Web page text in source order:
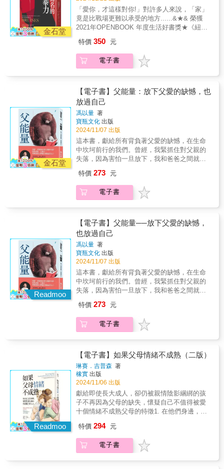
莫名其妙的變成乾阿爸。用幽默來掩飾內心的
恐懼一向是她的特長，關於她出了這本紀念母
親的書，我真的只能說這個人腦袋到底都裝了
什麼！ 這是一本讓你看了會哭會笑的書，強力
推薦你來看看，有笑有淚，也有很白痴的一
之後，就會找到答案。」
&mdash;&mdash;Gary Tung｜雋荖廚房
看？」>>『消極有消極的活法啊／人生不是只
有幸福快樂才是對的。』「有必要這麼難過
嗎？太誇張了吧？」>>『你是要鼓勵我？還是
「妳都不聽我的話，我去死一死好了！」
>>『媽，如果我對你說「我要去死」，你的感
覺是什麼？』‧主動說出自己的要求：「心情不
>>『妳現在情緒上來了，我們晚點再說（離開
現場）。』★ ▍不必做「好女兒」，做好「自
己」就夠了──療癒「母親這種病」的5個階段
◎試著拒絕媽媽。─承認自己和媽媽兩個是不同
的人，能夠做出不同的選擇，想要不同的東
西。◎為媽媽設定界線。─不必接受自己無法忍
受的行為。分清楚母女之間什麼是不能改變、
不該改變的。◎承認媽媽的缺點。─認清媽媽的
情感並不成熟，因此她無法無條件地去愛，也
難以理解別人的感受。◎放棄母親是完人的幻
或伴侶身上找到自己需要的陪伴和情感。◎成
為你想成為的母親。─理解自己、照顧自己，用
全新的方式和媽媽相處，當自己也成為母親
為自己，再成為女兒不需要成為媽媽的複製
品，也不需要填補她的遺憾，接受自己不是母
親的延伸產物後，才能建立不再受傷內耗、不
再自我貶低的母女關係。「好女兒」和「好媽
媽」都是一種被框架的形象，從立下邊界感開
始，學會不需要遍體鱗傷的去愛彼此。
「看到我的忠誠了嗎？請不要在警察離開後殺
死我。」&親密伴侶間的衝突，常被認為是「家
醜不可外揚」的隱私。但實際上，親密關係暴
力是全球普遍的問題。美國在2000年至2006年
間，有3,200名士兵戰死沙場，同期內的家庭殺
力引發的嚴重後果超乎想像，卻往往被封鎖在
沉默中，難以揭露與解決。&瑞秋．路易斯．斯
奈德以身歷其境的文筆勾勒出親密關係暴力的
者不願離開？施暴者為何不停止動粗？為什麼
不能在一開始就阻止這類傷害事件的發生？
&《親密關係暴力》透過受害者、加害者與站在
前線促成改革的倡議勇者故事，深刻呈現掩蓋
在每扇緊閉家門後，以愛為名的傷害根源與真
相。&&mdash;&mdash;專文推薦姚淑文／臺北
市政府社會局局長&【各界迴響】&來自我們內
在戰區撼動人心且勇敢的實地報導，以公正與
的危機。斯奈德的文字清楚易懂，富有同理
心，以紮實的敘事技巧講述急需大眾關注的故
事。&mdash;&mdash;安德魯．索羅門／美國
國家圖書獎得主，《正午惡魔》與《背離親
緣》作者&瑞秋．路易斯．斯奈德透過出色的見
解與打破流言的研究、絲絲入扣的敘事及挖掘
真相的熱情，將家暴議題置於其應處的位置，
切中每件事的核心。此書無疑是一大力作。
&mdash;&mdash;伊芙．恩斯勒／《陰道獨
白》與《道歉》作者&《親密關係暴力》讓我大
開眼界，瞭解到父權與對女性的暴力行為之間
的直接連結。從拆解「家庭暴力」一詞，到對
應恐怖行為與家暴行為，斯奈德撰寫的這本書
是不可或缺的重要著作。&mdash;&mdash;卡
莉娜．喬卡諾／《玩美女人》作者&我無法想像
瑞秋．路易斯．斯奈德如何用盡全力來寫作此
書&mdash;&mdash;這讀來就像是戰爭通訊記
者的日記。《親密關係暴力》替受害的人們慟
康諾佛／紐約大學亞瑟．卡特新聞學院院長，
《新傑克》作者&字字句句令人心如刀割，必讀
之作。&mdash;&mdash;《君子》雜誌&斯奈德
的不凡成就在於，她點亮了家暴的黑暗角落，
幫助我們去理解、進而根絕這樣的問題。
&mdash;&mdash;引述自安東尼．盧卡斯獎助
計畫評審評論
金石堂
「愛你，才這樣對你!」對許多人來說，「家」
竟是比戰場更難以承受的地方......&★& 榮獲
2021年OPENBOOK 年度生活好書獎★《紐約
倫伯恩斯坦卓越新聞圖書獎、安東尼．盧卡斯
獎助計畫進步作品獎★全球最大網路書店、多
家媒體與網站一致評選2019最佳年度書籍：亞
人》、美國最佳書評網BookPage、Book Riot
網站★《正午惡魔》與《背離親緣》作者安德
魯．索羅門強力推薦！&對遭受親密關係暴力的
人來說，所展現的一切行為，無關離去或留
下，都僅僅是為了讓自己活下來&hellip;&hellip;
「看到我的忠誠了嗎？請不要在警察離開後殺
死我。」&親密伴侶間的衝突，常被認為是「家
醜不可外揚」的隱私。但實際上，親密關係暴
力是全球普遍的問題。美國在2000年至2006年
間，有3,200名士兵戰死沙場，同期內的家庭殺
力引發的嚴重後果超乎想像，卻往往被封鎖在
沉默中，難以揭露與解決。&瑞秋．路易斯．斯
奈德以身歷其境的文筆勾勒出親密關係暴力的
者不願離開？施暴者為何不停止動粗？為什麼
不能在一開始就阻止這類傷害事件的發生？
&《親密關係暴力》透過受害者、加害者與站在
前線促成改革的倡議勇者故事，深刻呈現掩蓋
在每扇緊閉家門後，以愛為名的傷害根源與真
相。&&mdash;&mdash;專文推薦姚淑文／臺北
市政府社會局局長&【各界迴響】&來自我們內
在戰區撼動人心且勇敢的實地報導，以公正與
的危機。斯奈德的文字清楚易懂，富有同理
事。&mdash;&mdash;安德魯．索羅門／美國
國家圖書獎得主，《正午惡魔》與《背離親
緣》作者&瑞秋．路易斯．斯奈德透過出色的見
解與打破流言的研究、絲絲入扣的敘事及挖掘
真相的熱情，將家暴議題置於其應處的位置，
切中每件事的核心。此書無疑是一大力作。
&mdash;&mdash;伊芙．恩斯勒／《陰道獨
白》與《道歉》作者&《親密關係暴力》讓我大
開眼界，瞭解到父權與對女性的暴力行為之間
的直接連結。從拆解「家庭暴力」一詞，到對
應恐怖行為與家暴行為，斯奈德撰寫的這本書
是不可或缺的重要著作。&mdash;&mdash;卡
莉娜．喬卡諾／《玩美女人》作者&我無法想像
瑞秋．路易斯．斯奈德如何用盡全力來寫作此
書&mdash;&mdash;這讀來就像是戰爭通訊記
者的日記。《親密關係暴力》替受害的人們慟
特價 350 元
電子書
金石堂
【電子書】父能量：放下父愛的缺憾，也
放過自己
馮以量 著
寶瓶文化 出版
2024/11/07 出版
這本書，獻給所有背負著父愛的缺憾，在生命
中坎坷前行的我們。曾經，我緊抓住對父親的
失落，因為害怕一旦放下，我和爸爸之間就什
磅力作──────若時光倒流，回到你和父親曾
有的揪心畫面裡，此時此刻的你會對當時的父
親說什麼？假如父親回應了，他又會對你說什
前行，生命中缺失的「父能量」，長大的我們
如何為自己補回？【給所有在父愛缺憾裡受傷
的孩子們】我們曾受過傷，我們要學習負責療
傷，與自己和好相處。／／故事從馮以量重壓
心上的一段回憶說起：父親出殯當天，十三歲
的他目睹亡父竟七孔流血，自此在心裡種下
「我不孝」的內疚。無盡哀傷與對父親拋家的
恨意生根纏結，磨耗他三十多年。由這份遺憾
深入，他陪伴著成年兒女們一一去看見，人生
中那輪迴般的痛、難解之苦，原來是內心深處
要像我爸那麼沒用！」又罵兒子：「為什麼你
這麼像你爸？」──她渾然不覺自己複製了母親
對父親的憤怒，並將這股憤怒帶進自己的家庭
我，說她不需要爸爸。」──當孩子說「我不喜
歡你」或「我恨你」，其實只是想告訴你：
「我這麼愛你，為什麼都感受不到你給我的
愛？」．父親懺悔：「我為過去的自己感到難
過，也為我兒子感到抱歉。」──對兒子家暴的
他，小時候是爸爸的暴力受害者；而他爸爸，
幼年時也遭自己的父親施暴……／／無論好
使長大也未曾消退。不是所有關係都能和解，
也不是所有缺憾都能彌補。本書的如實述說，
令人揪心，但我們終於有機會看清一位父親生
命的全貌，理解父愛背後的承擔及侷限，進而
特價 273 元
電子書
Readmoo
【電子書】父能量──放下父愛的缺憾，
也放過自己
馮以量 著
寶瓶文化 出版
2024/11/07 出版
這本書，獻給所有背負著父愛的缺憾，在生命
中坎坷前行的我們。曾經，我緊抓住對父親的
失落，因為害怕一旦放下，我和爸爸之間就什
磅力作──────若時光倒流，回到你和父親曾
有的揪心畫面裡，此時此刻的你會對當時的父
親說什麼？假如父親回應了，他又會對你說什
前行，生命中缺失的「父能量」，長大的我們
如何為自己補回？【給所有在父愛缺憾裡受傷
的孩子們】我們曾受過傷，我們要學習負責療
傷，與自己和好相處。／／故事從馮以量重壓
心上的一段回憶說起：父親出殯當天，十三歲
的他目睹亡父竟七孔流血，自此在心裡種下
「我不孝」的內疚。無盡哀傷與對父親拋家的
恨意生根纏結，磨耗他三十多年。由這份遺憾
深入，他陪伴著成年兒女們一一去看見，人生
的父愛缺憾從未被照顧。．她罵老公：「你不
要像我爸那麼沒用！」又罵兒子：「為什麼你
這麼像你爸？」──她渾然不覺自己複製了母親
特價 273 元
電子書
Readmoo
【電子書】如果父母情緒不成熟（二版）
琳賽．吉普森 著
橡實 出版
2024/11/06 出版
獻給即使長大成人，卻仍被親情陰影綑綁的孩
子不再因為父母的缺失，懷疑自己不值得被愛
十個情緒不成熟父母的特徵1. 在他們身邊，你
人喪氣的單行道3. 你覺得受到威脅卻無計可施
4. 他們第一，你是次要5. 他們無法與你建立親
密感或是交心6. 他們不明說，而是藉著情緒感
特價 294 元
電子書